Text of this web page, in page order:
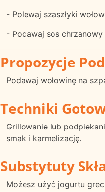
- Polewaj szaszłyki
- Podawaj sos
Propozycje
Podawaj wołowinę na
Techniki
Grillowanie lub
smak i karmelizację.
Substytuty
Możesz użyć jogurtu